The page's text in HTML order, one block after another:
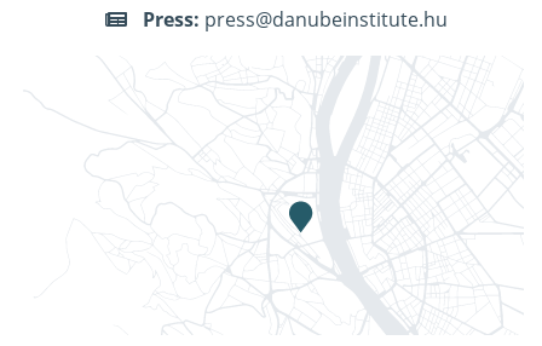
Press: press@danubeinstitute.hu